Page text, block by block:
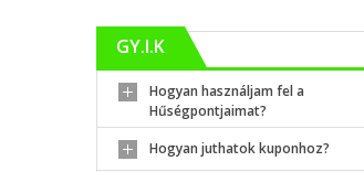
GY.I.K
Hogyan használjam fel a
Hűségpontjaimat?
Hogyan juthatok kuponhoz?